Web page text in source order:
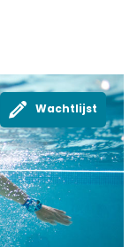
Wachtlijst